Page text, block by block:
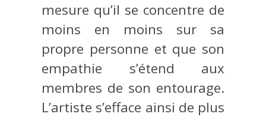
mesure qu’il se concentre de
moins en moins sur sa
propre personne et que son
empathie s’étend aux
membres de son entourage.
L’artiste s’efface ainsi de plus